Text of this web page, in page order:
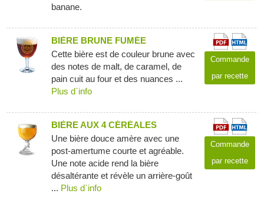
banane.
BIÈRE BRUNE FUMÉE
Cette bière est de couleur brune avec
des notes de malt, de caramel, de
pain cuit au four et des nuances ...
Plus d`info
Commande
par recette
BIÈRE AUX 4 CÉRÉALES
Une bière douce amère avec une
post-amertume courte et agréable.
Une note acide rend la bière
désaltérante et révèle un arrière-goût
... Plus d`info
Commande
par recette